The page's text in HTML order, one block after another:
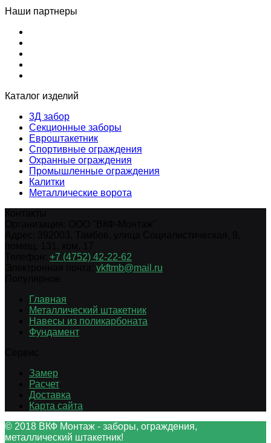
Наши партнеры
Каталог изделий
3Д забор
Секционные заборы
Евроштакетник
Спортивные ограждения
Охранные ограждения
Промышленные ограждения
Калитки
Металлические ворота
+7 (4752) 42-22-62
vkftmb@mail.ru
Главная
Металлический штакетник
Навесы из поликарбоната
Фундамент
Замер
Расчет
Доставка
Карта сайта
© 2018 ВКФ Монтаж - заборы, ограждения,
металлический штакетник!